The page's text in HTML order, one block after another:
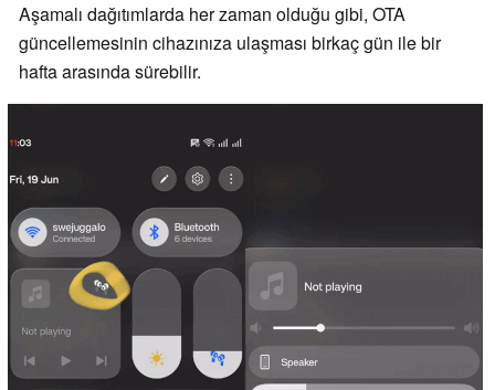
Aşamalı dağıtımlarda her zaman olduğu gibi, OTA
güncellemesinin cihazınıza ulaşması birkaç gün ile bir
hafta arasında sürebilir.